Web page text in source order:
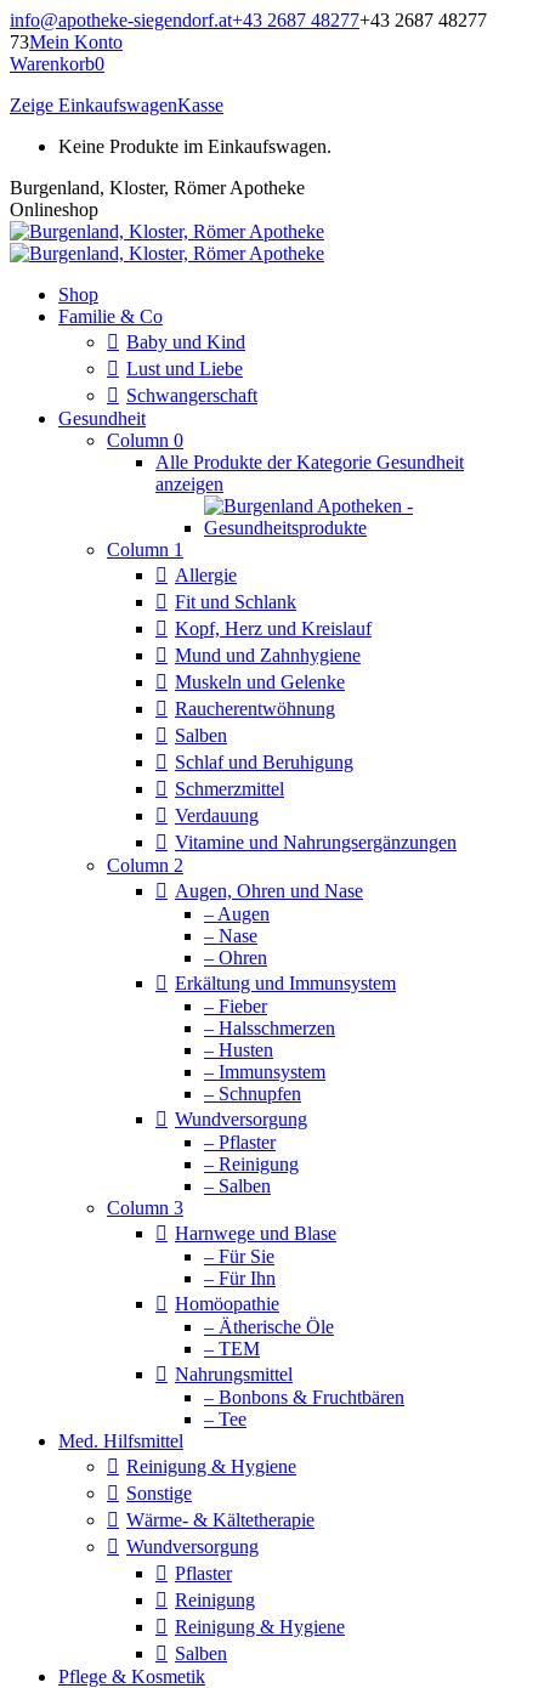
Zum
Inhalt
springen
info@apotheke-siegendorf.at+43 2687 48277+43 2687 48277
73Mein Konto
Warenkorb0
Zeige EinkaufswagenKasse
Keine Produkte im Einkaufswagen.
Burgenland, Kloster, Römer Apotheke
Onlineshop
Shop
Familie & Co
Baby und Kind
Lust und Liebe
Schwangerschaft
Gesundheit
Column 0
Alle Produkte der Kategorie Gesundheit
anzeigen
Column 1
Allergie
Fit und Schlank
Kopf, Herz und Kreislauf
Mund und Zahnhygiene
Muskeln und Gelenke
Raucherentwöhnung
Salben
Schlaf und Beruhigung
Schmerzmittel
Verdauung
Vitamine und Nahrungsergänzungen
Column 2
Augen, Ohren und Nase
– Augen
– Nase
– Ohren
Erkältung und Immunsystem
– Fieber
– Halsschmerzen
– Husten
– Immunsystem
– Schnupfen
Wundversorgung
– Pflaster
– Reinigung
– Salben
Column 3
Harnwege und Blase
– Für Sie
– Für Ihn
Homöopathie
– Ätherische Öle
– TEM
Nahrungsmittel
– Bonbons & Fruchtbären
– Tee
Med. Hilfsmittel
Reinigung & Hygiene
Sonstige
Wärme- & Kältetherapie
Wundversorgung
Pflaster
Reinigung
Reinigung & Hygiene
Salben
Pflege & Kosmetik